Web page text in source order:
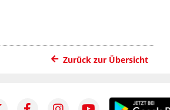
Zurück zur Übersicht